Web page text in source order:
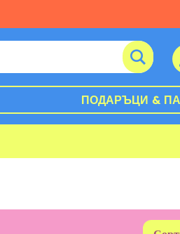
ПОДАРЪЦИ &